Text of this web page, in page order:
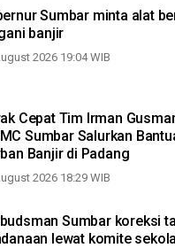
Sumbar minta alat
banjir
2026 19:04 WIB
Cepat Tim Irman
Sumbar Salurkan
Banjir di Padang
2026 18:29 WIB
Sumbar koreksi
lewat komite